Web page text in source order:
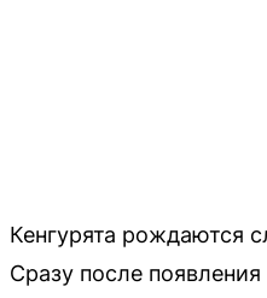
Кенгурята рождаются
Сразу после появления